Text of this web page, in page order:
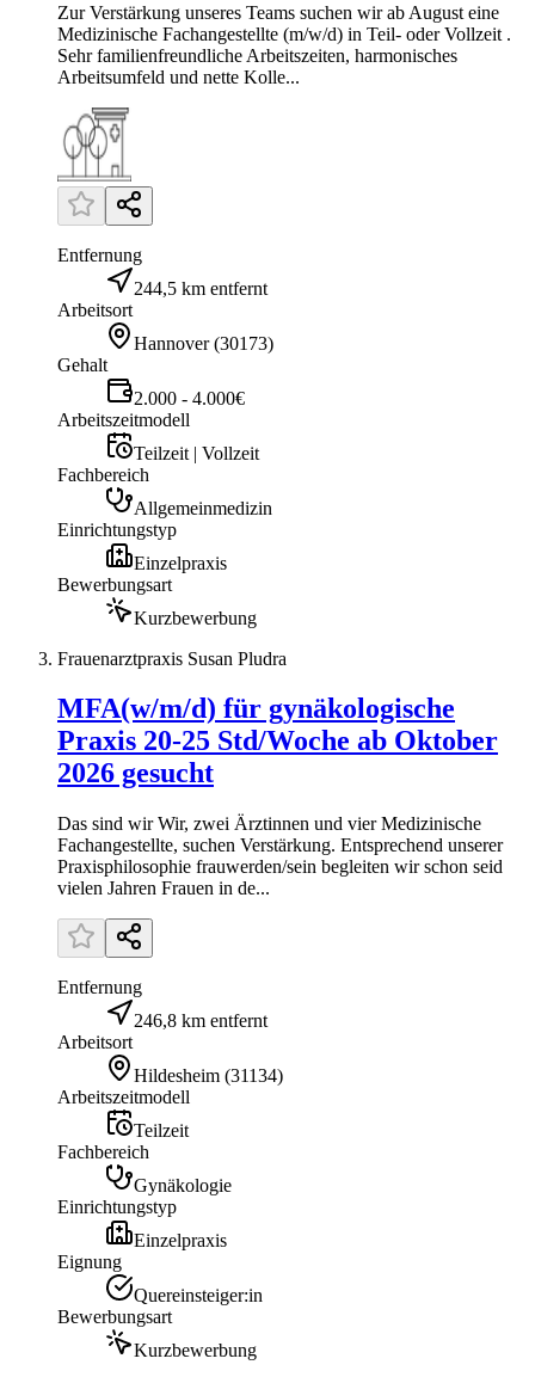
Zur Verstärkung unseres Teams suchen wir ab August eine
Medizinische Fachangestellte (m/w/d) in Teil- oder Vollzeit .
Sehr familienfreundliche Arbeitszeiten, harmonisches
Arbeitsumfeld und nette Kolle...
Entfernung
244,5 km entfernt
Arbeitsort
Hannover (30173)
Gehalt
2.000 - 4.000€
Arbeitszeitmodell
Teilzeit | Vollzeit
Fachbereich
Allgemeinmedizin
Einrichtungstyp
Einzelpraxis
Bewerbungsart
Kurzbewerbung
Frauenarztpraxis Susan Pludra
MFA(w/m/d) für gynäkologische
Praxis 20-25 Std/Woche ab Oktober
2026 gesucht
Das sind wir Wir, zwei Ärztinnen und vier Medizinische
Fachangestellte, suchen Verstärkung. Entsprechend unserer
Praxisphilosophie frauwerden/sein begleiten wir schon seid
vielen Jahren Frauen in de...
Entfernung
246,8 km entfernt
Arbeitsort
Hildesheim (31134)
Arbeitszeitmodell
Teilzeit
Fachbereich
Gynäkologie
Einrichtungstyp
Einzelpraxis
Eignung
Quereinsteiger:in
Bewerbungsart
Kurzbewerbung